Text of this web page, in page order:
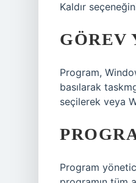
Kaldır
GÖREV
Program,
basılarak
seçilerek veya
Program